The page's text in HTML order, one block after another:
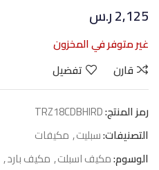
2,125ر.س
غير متوفر في المخزون
قارن
تفضيل
رمز المنتج:TRZ18CDBHIRD
التصنيفات:سبليت, مكيفات
الوسوم:مكيف اسبلت, مكيف بارد,